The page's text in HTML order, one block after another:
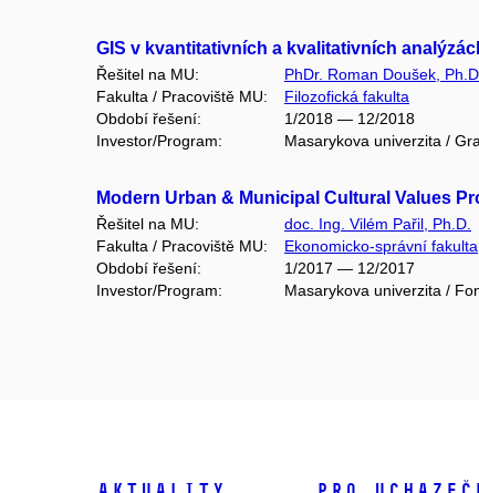
GIS v kvantitativních a kvalitativních
Řešitel na MU:
PhDr. Roman Doušek, Ph.D.
Fakulta / Pracoviště MU:
Filozofická fakulta
Období řešení:
1/2018 — 12/2018
Investor/Program:
Masarykova univerzita /
Modern Urban & Municipal Cultural Values
Řešitel na MU:
doc. Ing. Vilém Pařil, Ph.D.
Fakulta / Pracoviště MU:
Ekonomicko-správní fakulta
Období řešení:
1/2017 — 12/2017
Investor/Program:
Masarykova univerzita /